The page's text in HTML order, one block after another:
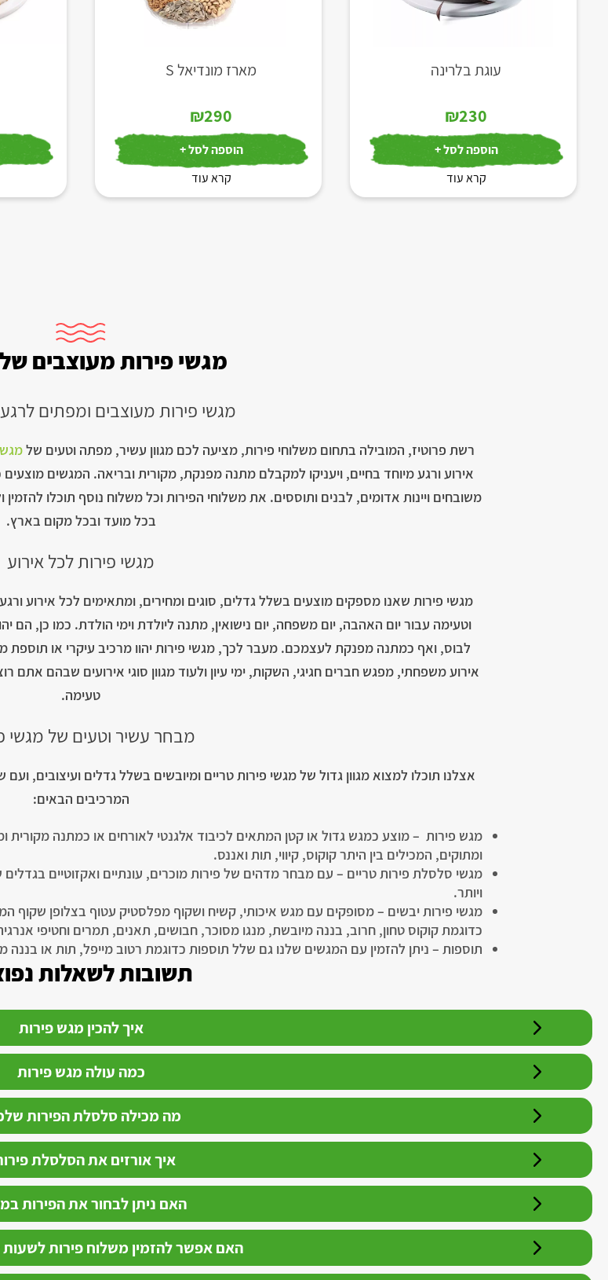
עוגת בלרינה
₪230
הוספה לסל +
קרא עוד
מארז מונדיאל S
₪290
הוספה לסל +
קרא עוד
מגשי פירות מעוצבים
מגשי פירות מעוצבים ומפתים
רשת פרוטיז, המובילה בתחום משלוחי פירות, מציעה לכם מגוון עשיר, מפתה וטעים של
אירוע ורגע מיוחד בחיים, ויעניקו למקבלם מתנה מפנקת, מקורית ובריאה. המגשים
משובחים ויינות אדומים, לבנים ותוססים. את משלוחי הפירות וכל משלוח נוסף תוכלו
בכל מועד ובכל מקום בארץ.
מגשי פירות לכל אירוע
מגשי פירות שאנו מספקים מוצעים בשלל גדלים, סוגים ומחירים, ומתאימים לכל אירוע
וטעימה עבור יום האהבה, יום משפחה, יום נישואין, מתנה ליולדת וימי הולדת. כמו כן,
לבוס, ואף כמתנה מפנקת לעצמכם. מעבר לכך, מגשי פירות יהוו מרכיב עיקרי או תוספת
אירוע משפחתי, מפגש חברים חגיגי, השקות, ימי עיון ולעוד מגוון סוגי אירועים שבהם
טעימה.
מבחר עשיר וטעים של מגשי
אצלנו תוכלו למצוא מגוון גדול של מגשי פירות טריים ומיובשים בשלל גדלים ועיצובים,
המרכיבים הבאים:
מגש פירות – מוצע כמגש גדול או קטן המתאים לכיבוד אלגנטי לאורחים או כמתנה מקורית
ומתוקים, המכילים בין היתר קוקוס, קיווי, תות ואננס.
ויותר.
מגשי פירות יבשים – מסופקים עם מגש איכותי, קשיח ושקוף מפלסטיק עטוף בצלופן
כדוגמת קוקוס טחון, חרוב, בננה מיובשת, מנגו מסוכר, חבושים, תאנים, תמרים וחטיפי
תוספות – ניתן להזמין עם המגשים שלנו גם שלל תוספות כדוגמת רטוב מייפל, תות או בננה
תשובות לשאלות
איך להכין מגש פירות
כמה עולה מגש פירות
מה מכילה סלסלת הפירות
איך אורזים את הסלסלת
האם ניתן לבחור את הפירות
האם אפשר להזמין משלוח פירות לשעות